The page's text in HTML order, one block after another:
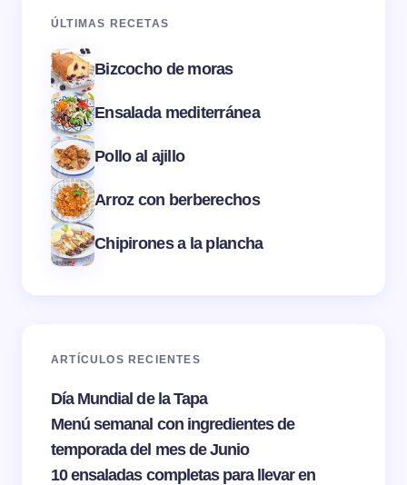
ÚLTIMAS RECETAS
Bizcocho de moras
Ensalada mediterránea
Pollo al ajillo
Arroz con berberechos
Chipirones a la plancha
ARTÍCULOS RECIENTES
Día Mundial de la Tapa
Menú semanal con ingredientes de
temporada del mes de Junio
10 ensaladas completas para llevar en